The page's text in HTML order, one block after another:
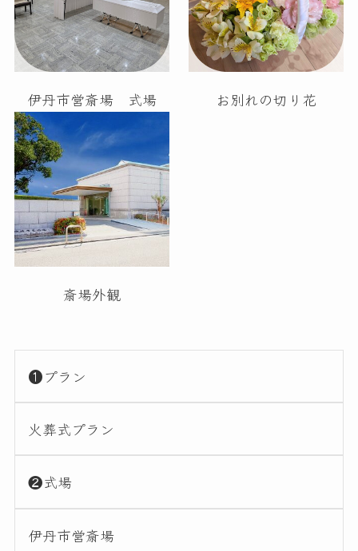
伊丹市営斎場 式場 お別れの切り花
斎場外観
❶プラン
火葬式プラン
❷式場
伊丹市営斎場